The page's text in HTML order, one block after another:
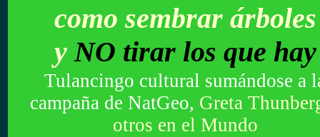
como sembrar árboles
yNO tirar los que hay
Tulancingo cultural sumándose a
campaña de NatGeo, Greta
otros en el Mundo